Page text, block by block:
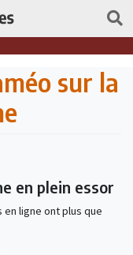
sur la
en plein essor
ligne ont plus que